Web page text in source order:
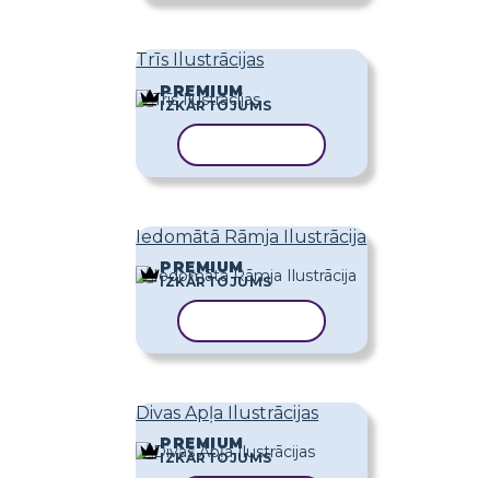
Trīs Ilustrācijas
PREMIUM
IZKĀRTOJUMS
Iedomātā Rāmja Ilustrācija
PREMIUM
IZKĀRTOJUMS
Divas Apļa Ilustrācijas
PREMIUM
IZKĀRTOJUMS